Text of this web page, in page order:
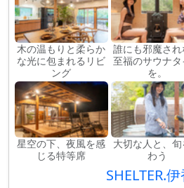
木の温もりと柔らか
な光に包まれるリビ
ング
誰にも邪魔され
至福のサウナタ
を。
星空の下、夜風を感
じる特等席
大切な人と、
わう
SHELTER.